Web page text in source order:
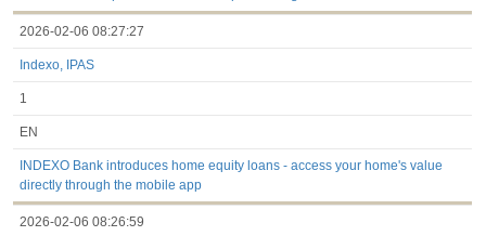
2026-02-06 08:27:27
Indexo, IPAS
1
EN
INDEXO Bank introduces home equity loans - access your home's value
directly through the mobile app
2026-02-06 08:26:59